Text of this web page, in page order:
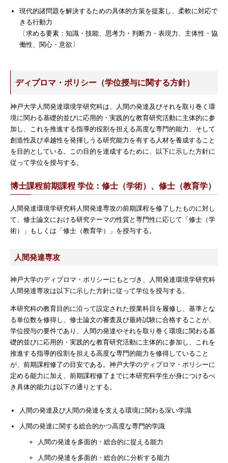
現代的諸問題を解決するための具体的方策を提案し、柔軟に対応で
きる行動力
〔求める要素：知識・技能、思考力・判断力・表現力、主体性・協
働性、関心・意欲〕
ディプロマ・ポリシー（学位授与に関する方針）
神戸大学人間発達環境学研究科は、人間の発達及びそれを取り巻く環
境に関わる基礎的並びに応用的・実践的な教育研究活動に主体的に参
加し、これを推進する指導的役割を担える高度な専門的能力、そして
創造性及び卓越性を発揮しうる研究能力を有する人材を養成すること
を目的としている。この目的を達成するために、以下に示した方針に
従って学位を授与する。
博士課程前期課程 学位：修士（学術）、修士（教育学）
人間発達環境学研究科人間発達専攻の前期課程を修了したものに対し
て、修士論文における研究テーマの性質と専門性に応じて「修士（学
術）」もしくは「修士（教育学）」を授与する。
人間発達専攻
神戸大学のディプロマ・ポリシーにもとづき、人間発達環境学研究科
人間発達専攻は以下に示した方針に従って学位を授与する。
本研究科の教育目的に沿って設定された授業科目を履修し、基準とな
る単位数を修得し、修士論文の審査及び最終試験に合格することが、
学位授与の要件であり、人間の発達やそれを取り巻く環境に関わる基
礎的並びに応用的・実践的な教育研究活動に主体的に参加し、これを
推進する指導的役割を担える高度な専門的能力を修得していること
が、前期課程修了の目安である。神戸大学のディプロマ・ポリシーに
定める能力に加え、前期課程修了までに本研究科学生が身につけるべ
き具体的能力は以下の通りとする。
人間の発達及び人間の発達を支える環境に関わる深い学識
人間の発達に関する総合的かつ高度な専門的学識
人間の発達を多面的・総合的に捉える能力
人間の発達を多面的・総合的に分析する能力